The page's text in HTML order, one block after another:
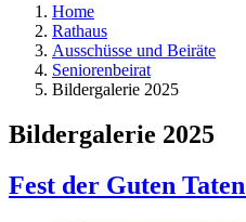
Home
Rathaus
Ausschüsse und Beiräte
Seniorenbeirat
Bildergalerie 2025
Bildergalerie 2025
Fest der Guten Taten